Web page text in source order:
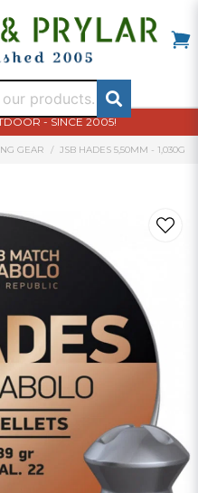
- SINCE 2005!
GEAR JSB HADES 5,50MM - 1,030G